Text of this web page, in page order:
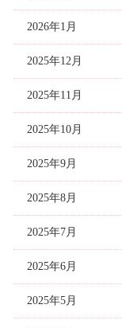
2026年1月
2025年12月
2025年11月
2025年10月
2025年9月
2025年8月
2025年7月
2025年6月
2025年5月